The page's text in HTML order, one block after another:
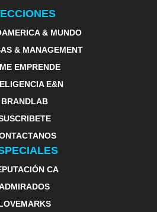
& MUNDO
& MANAGEMENT
EMPRENDE
E&N
BRANDLAB
CA